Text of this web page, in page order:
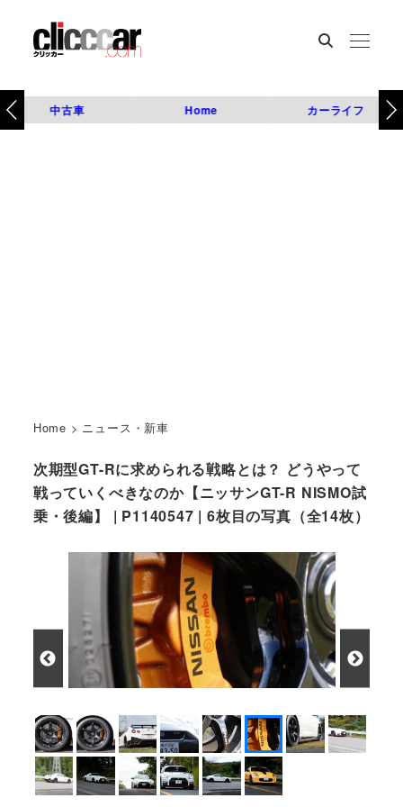
中古車 Home カーライフ
Home > ニュース・新車
次期型GT-Rに求められる戦略とは？ どうやって
戦っていくべきなのか【ニッサンGT-R NISMO試
乗・後編】 | P1140547 | 6枚目の写真（全14枚）